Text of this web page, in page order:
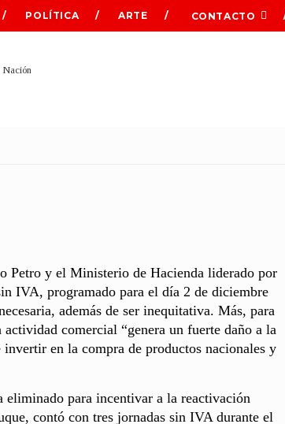
POLÍTICA ARTE CONTACTO
Petro y el Ministerio de Hacienda liderado por
IVA, programado para el día 2 de diciembre
además de ser inequitativa. Más, para
comercial “genera un fuerte daño a la
en la compra de productos nacionales y
para incentivar a la reactivación
contó con tres jornadas sin IVA durante el